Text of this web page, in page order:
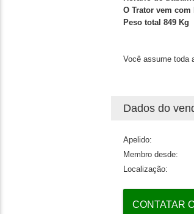
O Trator vem
Peso total 849 Kg
Você assume toda
Dados do
Apelido:
Membro desde:
Localização:
CONTATAR